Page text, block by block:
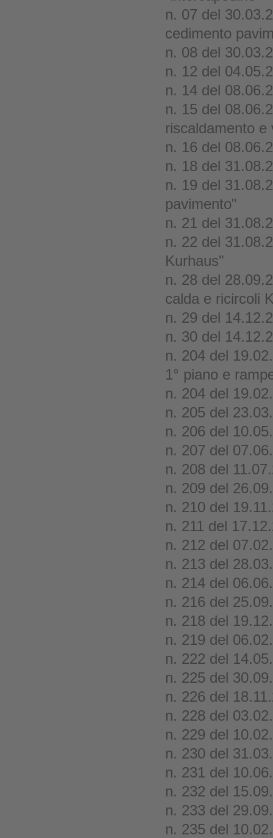
n. 07 del
cedimento
n. 08 del
n. 12 del
n. 14 del
n. 15 del
riscaldamento e
n. 16 del
n. 18 del
n. 19 del
pavimento"
n. 21 del
n. 22 del
Kurhaus"
n. 28 del
calda e ricircoli
n. 29 del
n. 30 del
n. 204 del
1° piano e
n. 204 del
n. 205 del
n. 206 del
n. 207 del
n. 208 del
n. 209 del
n. 210 del
n. 211 del
n. 212 del
n. 213 del
n. 214 del
n. 216 del
n. 218 del
n. 219 del
n. 222 del
n. 225 del
n. 226 del
n. 228 del
n. 229 del
n. 230 del
n. 231 del
n. 232 del
n. 233 del
n. 235 del